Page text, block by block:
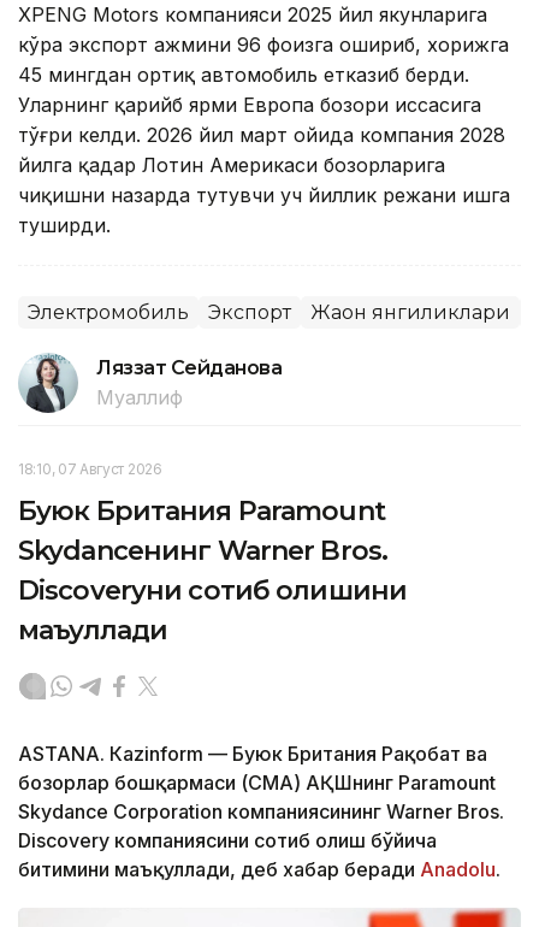
XPENG Motors компанияси 2025 йил якунларига
кўра экспорт ҳажмини 96 фоизга ошириб, хорижга
45 мингдан ортиқ автомобиль етказиб берди.
Уларнинг қарийб ярми Европа бозори ҳиссасига
тўғри келди. 2026 йил март ойида компания 2028
йилга қадар Лотин Америкаси бозорларига
чиқишни назарда тутувчи уч йиллик режани ишга
туширди.
Электромобиль Экспорт Жаҳон янгиликлари
Ляззат Сейданова
Муаллиф
18:10, 07 Август 2026
Буюк Британия Paramount
Skydanceнинг Warner Bros.
Discoveryни сотиб олишини
маъқуллади
ASTANА. Кazinform — Буюк Британия Рақобат ва
бозорлар бошқармаси (CМА) АҚШнинг Paramount
Skydance Corporation компаниясининг Warner Bros.
Discovery компаниясини сотиб олиш бўйича
битимини маъқуллади, деб хабар беради Аnadolu.